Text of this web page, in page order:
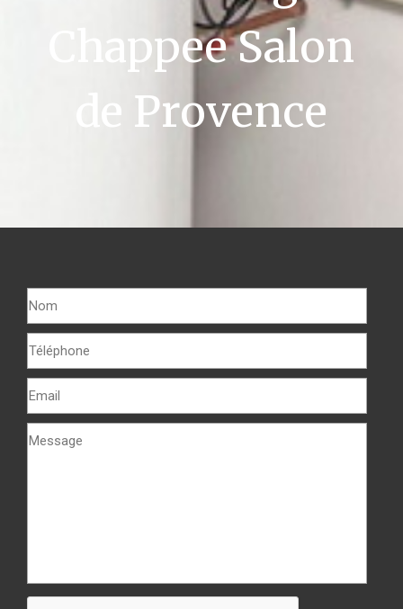
Chappee Salon
de Provence